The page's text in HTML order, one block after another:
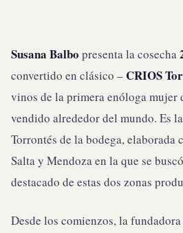
Susana Balbo presenta la cosecha
convertido en clásico – CRIOS
vinos de la primera enóloga mujer
vendido alrededor del mundo. Es
Torrontés de la bodega, elaborada
Salta y Mendoza en la que se
destacado de estas dos zonas
Desde los comienzos, la